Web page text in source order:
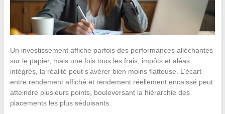
Un investissement affiche parfois des performances alléchantes
sur le papier, mais une fois tous les frais, impôts et aléas
intégrés, la réalité peut s’avérer bien moins flatteuse. L’écart
entre rendement affiché et rendement réellement encaissé peut
atteindre plusieurs points, bouleversant la hiérarchie des
placements les plus séduisants.